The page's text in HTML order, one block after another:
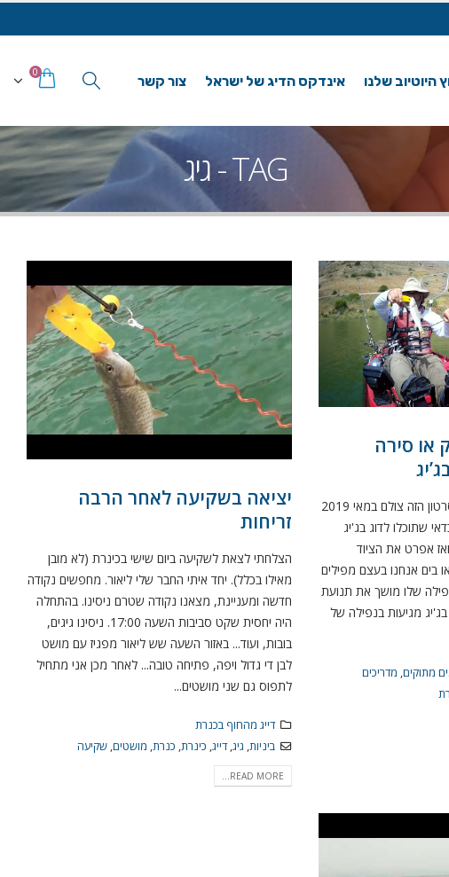
היוטיוב שלנו אינדקס הדיג של ישראל צור קשר
0
TAG - גיג
או סירה
ראשית צפו בסרטון ותהנוהסרטון הזה צולם במאי 2019
שתוכלו לדוג בג'יג
אפרט את הציוד
בים אנחנו בעצם מפילים
שלו מושך את תנועת
מגיעות בנפילה של
מתוקים, מדריכים
יציאה בשקיעה לאחר הרבה
זריחות
הצלחתי לצאת לשקיעה ביום שישי בכינרת (לא מובן
מאילו בכלל). יחד איתי החבר שלי ליאור. מחפשים נקודה
חדשה ומעניינת, מצאנו נקודה שטרם ניסינו. בהתחלה
היה יחסית שקט סביבות השעה 17:00. ניסינו גיגים,
בובות, ועוד... באזור השעה שש ליאור מפגיז עם מושט
לבן די גדול ויפה, פתיחה טובה... לאחר מכן אני מתחיל
לתפוס גם שני מושטים...
דייג מהחוף בכנרת
ביניות, גיג,דייג, כינרת, כנרת, מושטים,שקיעה
READ MORE...